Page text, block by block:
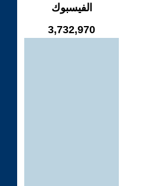
الفيسبوك
3,732,970